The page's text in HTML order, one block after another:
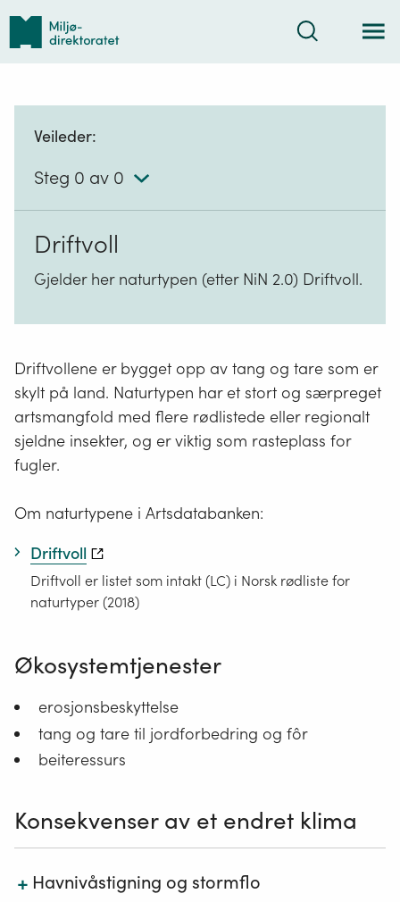
Tilbake
forsiden
Søk
Veileder:
Steg 0 av 0
Driftvoll
Gjelder her naturtypen (etter NiN 2.0) Driftvoll.
Driftvollene er bygget opp av tang og tare som er
skylt på land. Naturtypen har et stort og særpreget
artsmangfold med flere rødlistede eller regionalt
sjeldne insekter, og er viktig som rasteplass for
fugler.
Om naturtypene i Artsdatabanken:
Driftvoll
Driftvoll er listet som intakt (LC) i Norsk rødliste for
naturtyper (2018)
Økosystemtjenester
erosjonsbeskyttelse
tang og tare til jordforbedring og fôr
beiteressurs
Konsekvenser av et endret klima
+ Havnivåstigning og stormflo